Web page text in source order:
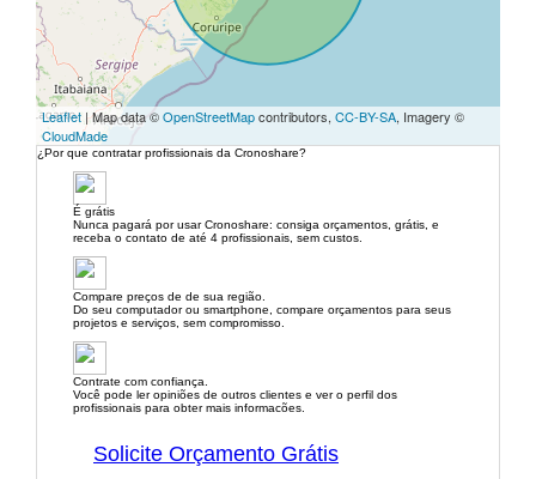
Leaflet | Map data ©OpenStreetMapcontributors, CC-BY-SA, Imagery ©
CloudMade
¿Por que contratar profissionais da Cronoshare?
É grátis
Nunca pagará por usar Cronoshare: consiga orçamentos, grátis, e
receba o contato de até 4 profissionais, sem custos.
Compare preços de de sua região.
Do seu computador ou smartphone, compare orçamentos para seus
projetos e serviços, sem compromisso.
Contrate com confiança.
Você pode ler opiniões de outros clientes e ver o perfil dos
profissionais para obter mais informacões.
Solicite Orçamento Grátis